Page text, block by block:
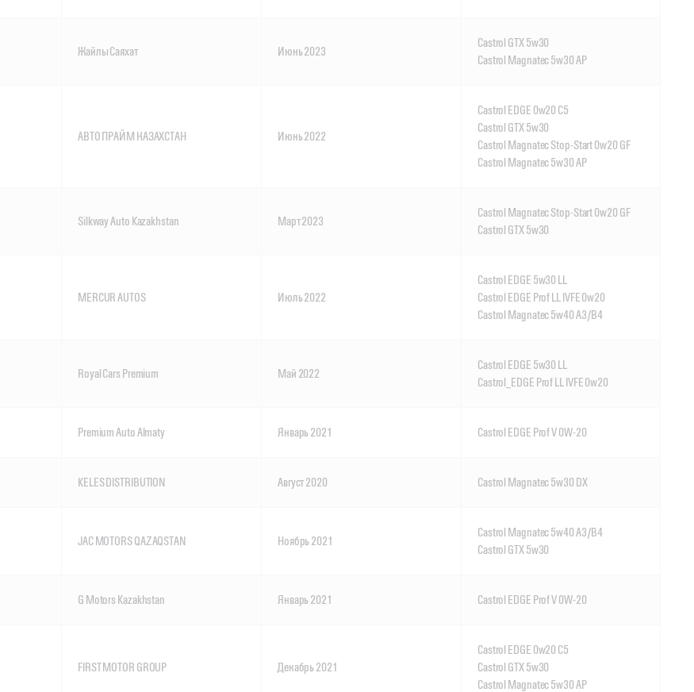
Жайлы Саяхат Июнь 2023
Castrol GTX 5w30
Castrol Magnatec 5w30 AP
АВТО ПРАЙМ КАЗАХСТАН Июнь 2022
Castrol EDGE 0w20 C5
Castrol GTX 5w30
Castrol Magnatec Stop-Start 0w20 GF
Castrol Magnatec 5w30 AP
Silkway Auto Kazakhstan Март 2023
Castrol Magnatec Stop-Start 0w20 GF
Castrol GTX 5w30
MERCUR AUTOS Июль 2022
Castrol EDGE 5w30 LL
Castrol EDGE Prof LL IVFE 0w20
Castrol Magnatec 5w40 A3/B4
Royal Cars Premium Май 2022
Castrol EDGE 5w30 LL
Castrol_EDGE Prof LL IVFE 0w20
Premium Auto Almaty Январь 2021 Castrol EDGE Prof V 0W-20
KELES DISTRIBUTION Август 2020 Castrol Magnatec 5w30 DX
JAC MOTORS QAZAQSTAN Ноябрь 2021
Castrol Magnatec 5w40 A3/B4
Castrol GTX 5w30
G Motors Kazakhstan Январь 2021 Castrol EDGE Prof V 0W-20
FIRST MOTOR GROUP Декабрь 2021
Castrol EDGE 0w20 C5
Castrol GTX 5w30
Castrol Magnatec 5w30 AP